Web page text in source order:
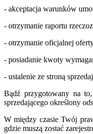
- akceptacja warunków
- otrzymanie raportu
- otrzymanie oficjalnej
- posiadanie kwoty
- ustalenie ze stroną
Bądź przygotowany na
sprzedającego określony
W między czasie Twój
gdzie muszą zostać